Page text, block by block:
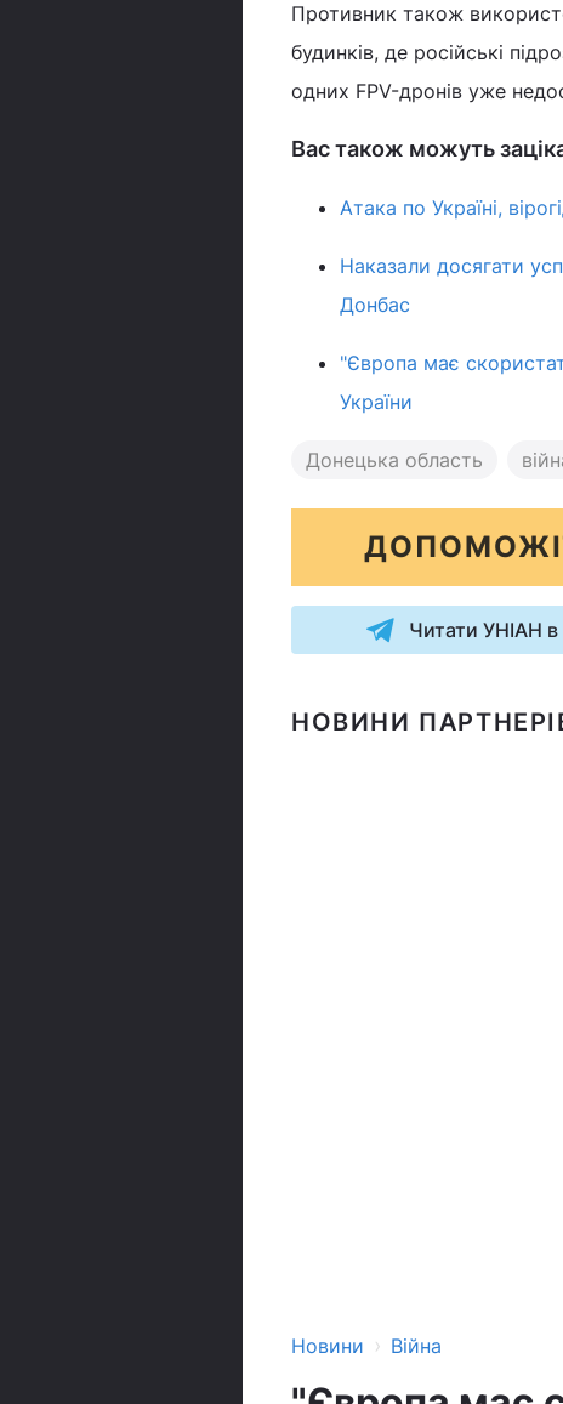
Противник також
будинків, де російські
одних FPV-дронів уже
Вас також можуть
Атака по Україні,
Наказали досягати
Донбас
"Європа має
України
Донецька область
Читати УНІАН в
НОВИНИ
Новини › Війна